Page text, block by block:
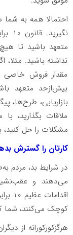
احتمالا همه به
متعهد باشید تا
نداشته باشید.
مقدار فروش خاصی
بیش‌ازحد متعهد
بازاریابی، طرح‌ها،
ملاقات بگذارید،
مشکلات را حل کنید،
کارتان را گسترش
در شرایط بد، مردم
می‌دهند و
کوچک می‌کنند، شما
هرگزکورکورانه از